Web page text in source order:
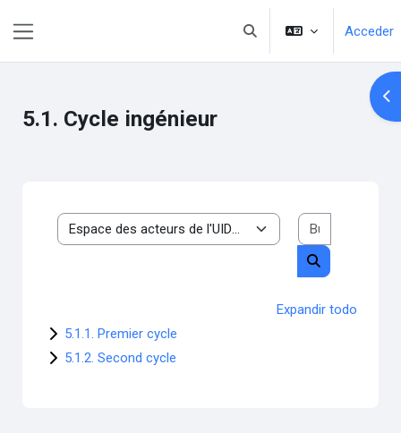
Selector de búsqueda de
Acceder
5.1. Cycle ingénieur
Categorías
Buscar cursos
Expandir todo
5.1.1. Premier cycle
5.1.2. Second cycle